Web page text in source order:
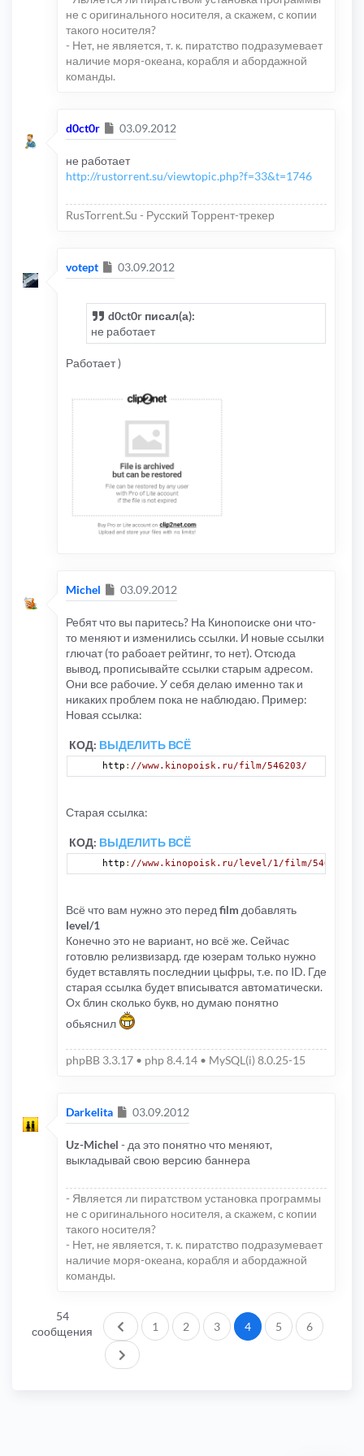
не с оригинального носителя, а скажем, с копии
такого носителя?
- Нет, не является, т. к. пиратство подразумевает
наличие моря-океана, корабля и абордажной
команды.
d0ct0r Сообщение
03.09.2012
не работает
http://rustorrent.su/viewtopic.php?f=33&t=1746
RusTorrent.Su - Русский Торрент-трекер
votept Сообщение
03.09.2012
d0ct0r писал(а):
не работает
Работает )
Michel Сообщение
03.09.2012
Ребят что вы паритесь? На Кинопоиске они что-
то меняют и изменились ссылки. И новые ссылки
глючат (то рабоает рейтинг, то нет). Отсюда
вывод, прописывайте ссылки старым адресом.
Они все рабочие. У себя делаю именно так и
никаких проблем пока не наблюдаю. Пример:
Новая ссылка:
КОД: ВЫДЕЛИТЬ ВСЁ
http : //www.kinopoisk.ru/film/546203/
Старая ссылка:
КОД: ВЫДЕЛИТЬ ВСЁ
http : //www.kinopoisk.ru/level/1/film/546203/
Всё что вам нужно это перед film добавлять
level/1
Конечно это не вариант, но всё же. Сейчас
готовлю релизвизард. где юзерам только нужно
будет вставлять последнии цыфры, т.е. по ID. Где
старая ссылка будет вписыватся автоматически.
Ох блин сколько букв, но думаю понятно
обьяснил
phpBB 3.3.17 • php 8.4.14 • MySQL(i) 8.0.25-15
Darkelita Сообщение
03.09.2012
Uz-Michel - да это понятно что меняют,
выкладывай свою версию баннера
- Является ли пиратством установка программы
не с оригинального носителя, а скажем, с копии
такого носителя?
- Нет, не является, т. к. пиратство подразумевает
наличие моря-океана, корабля и абордажной
команды.
54
сообщения
Пред.
1 2 3 4 5
6
След.